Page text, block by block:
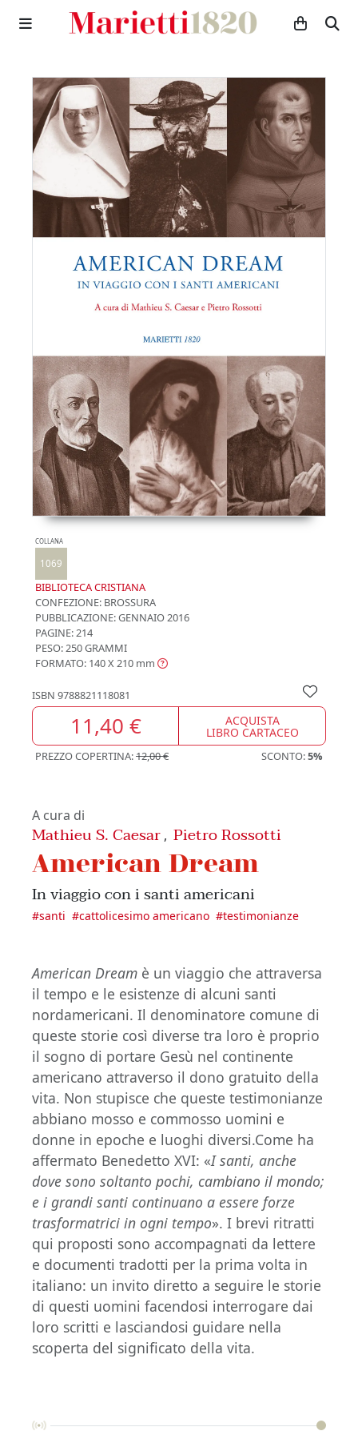
COLLANA
1069
BIBLIOTECA CRISTIANA
CONFEZIONE: BROSSURA
PUBBLICAZIONE:GENNAIO 2016
PAGINE: 214
PESO: 250 GRAMMI
FORMATO: 140 X 210 mm
ISBN 9788821118081
11,40 € ACQUISTA
LIBRO CARTACEO
PREZZO COPERTINA:12,00 € SCONTO:5%
A cura di
Mathieu S. Caesar , Pietro Rossotti
American Dream
In viaggio con i santi americani
#santi #cattolicesimo americano #testimonianze
American Dream è un viaggio che attraversa
il tempo e le esistenze di alcuni santi
nordamericani. Il denominatore comune di
queste storie così diverse tra loro è proprio
il sogno di portare Gesù nel continente
americano attraverso il dono gratuito della
vita. Non stupisce che queste testimonianze
abbiano mosso e commosso uomini e
donne in epoche e luoghi diversi.Come ha
affermato Benedetto XVI: «I santi, anche
dove sono soltanto pochi, cambiano il mondo;
e i grandi santi continuano a essere forze
trasformatrici in ogni tempo». I brevi ritratti
qui proposti sono accompagnati da lettere
e documenti tradotti per la prima volta in
italiano: un invito diretto a seguire le storie
di questi uomini facendosi interrogare dai
loro scritti e lasciandosi guidare nella
scoperta del significato della vita.